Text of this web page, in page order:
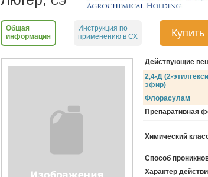
Общая
информация
Инструкция по
применению в СХ
Купить
Действующие
2,4-Д (2-
эфир)
Флорасулам
Препаративная
Химический
Способ
Характер